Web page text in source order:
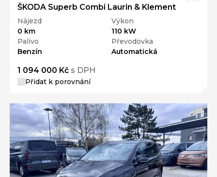
ŠKODA Superb Combi Laurin & Klement
Nájezd
0 km
Výkon
110 kW
Palivo
Benzín
Převodovka
Automatická
1 094 000 Kč s DPH
Přidat k porovnání